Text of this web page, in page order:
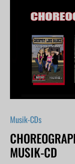
Musik-CDs
MUSIK-CD